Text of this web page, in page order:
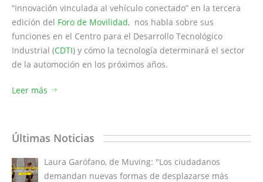
“Innovación vinculada al vehículo conectado” en la tercera
edición del Foro de Movilidad, nos habla sobre sus
funciones en el Centro para el Desarrollo Tecnológico
Industrial (CDTI) y cómo la tecnología determinará el sector
de la automoción en los próximos años.
Leer más
Últimas Noticias
Laura Garófano, de Muving: "Los ciudadanos
demandan nuevas formas de desplazarse más